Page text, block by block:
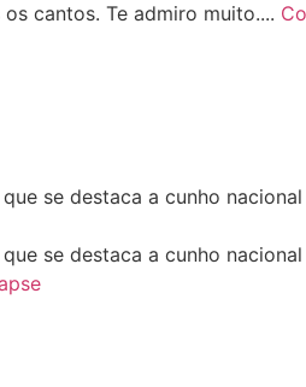
cantos. Te admiro muito....
se destaca a cunho
se destaca a cunho